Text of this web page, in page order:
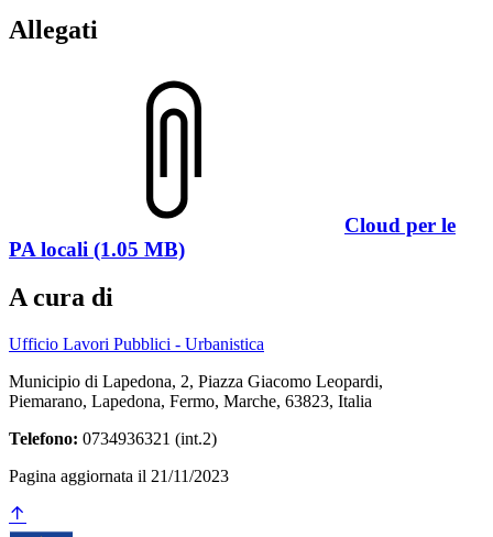
Allegati
Cloud per le
PA locali (1.05 MB)
A cura di
Ufficio Lavori Pubblici - Urbanistica
Municipio di Lapedona, 2, Piazza Giacomo Leopardi,
Piemarano, Lapedona, Fermo, Marche, 63823, Italia
Telefono: 0734936321 (int.2)
Pagina aggiornata il 21/11/2023